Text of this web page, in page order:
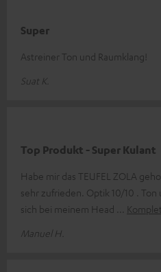
Super
Astreiner Ton und Raumklang!
Suat K.
Top Produkt - Super Kulant
Habe mir das TEUFEL ZOLA
sehr zufrieden. Optik 10/10 .
sich bei meinem Head
Manuel H.